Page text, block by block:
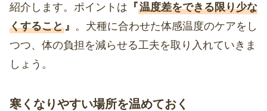
紹介します。ポイントは 『温度差をできる限り少な
くすること 』 。犬種に合わせた体感温度のケアをし
つつ、体の負担を減らせる工夫を取り入れていきま
しょう。
寒くなりやすい場所を温めておく